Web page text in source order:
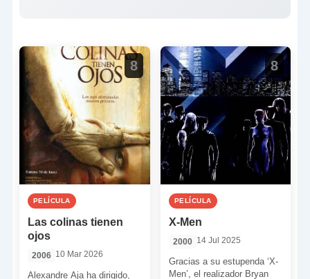
8
PELÍCULA
Las colinas tienen
ojos
2006 10 Mar 2026
Alexandre Aja ha dirigido,
8
PELÍCULA
X-Men
2000 14 Jul 2025
Gracias a su estupenda ‘X-
Men’, el realizador Bryan